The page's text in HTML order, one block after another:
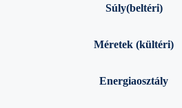
Súly(beltéri)
Méretek (kültéri)
Energiaosztály